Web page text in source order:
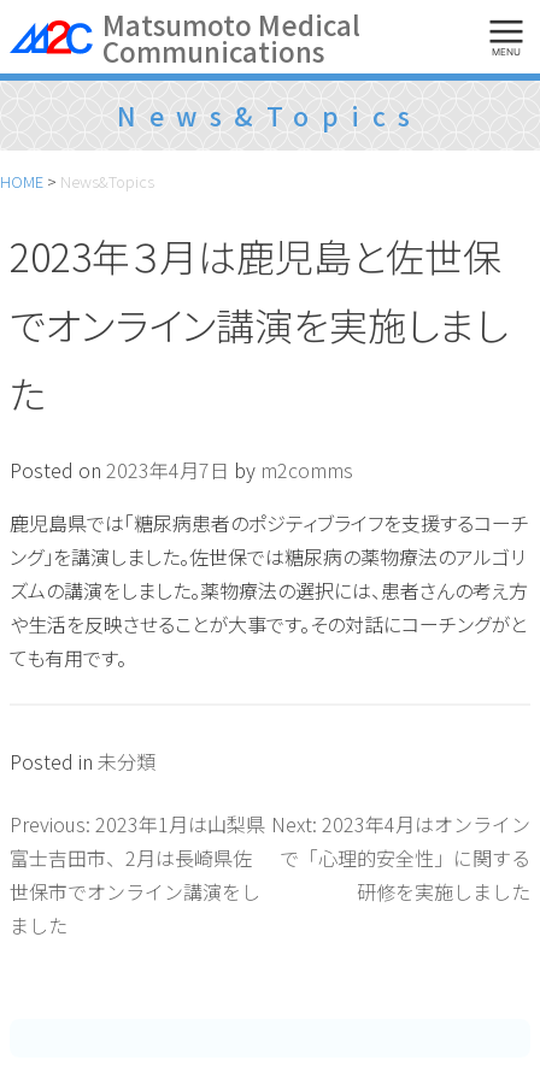
Skip
to
content
Matsumoto Medical
Communications MENU
News&Topics
HOME > News&Topics
2023年３月は鹿児島と佐世保
でオンライン講演を実施しまし
た
Posted on 2023年4月7日 by m2comms
鹿児島県では「糖尿病患者のポジティブライフを支援するコーチ
ング」を講演しました。佐世保では糖尿病の薬物療法のアルゴリ
ズムの講演をしました。薬物療法の選択には、患者さんの考え方
や生活を反映させることが大事です。その対話にコーチングがと
ても有用です。
Posted in 未分類
投
稿
ナ
Previous: 2023年1月は山梨県
富士吉田市、2月は長崎県佐
世保市でオンライン講演をし
ました
Next: 2023年4月はオンライン
で「心理的安全性」に関する
研修を実施しました